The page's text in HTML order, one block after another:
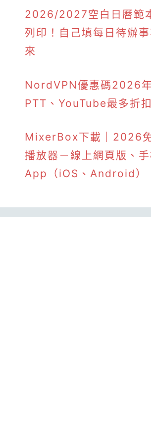
2026/2027空白日曆範
列印！自己填每日待辦
來
NordVPN優惠碼2026年
PTT、YouTube最多折扣
MixerBox下載｜2026
播放器－線上網頁版、手
App（iOS、Android）